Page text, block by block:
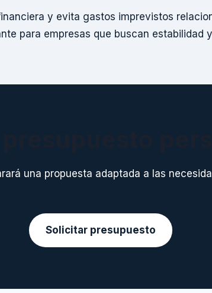
y evita gastos imprevistos
para empresas que buscan estabilidad
una propuesta adaptada a las
Solicitar presupuesto